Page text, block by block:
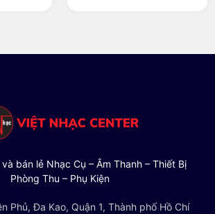
bán lẻ Nhạc Cụ – Âm Thanh – Thiết Bị
Phòng Thu – Phụ Kiện
Phủ, Đa Kao, Quận 1, Thành phố Hồ Chí